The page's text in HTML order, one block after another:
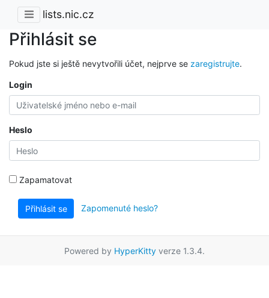
lists.nic.cz
Přihlásit se
Pokud jste si ještě nevytvořili účet, nejprve se zaregistrujte.
Login
Heslo
Zapamatovat
Přihlásit se Zapomenuté heslo?
Powered by HyperKitty verze 1.3.4.